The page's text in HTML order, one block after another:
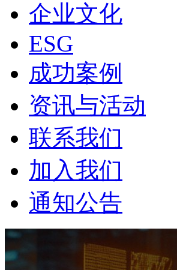
企业文化
ESG
成功案例
资讯与活动
联系我们
加入我们
通知公告